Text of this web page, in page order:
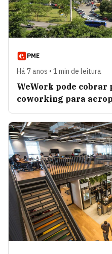
PME
Há 7 anos • 1 min de leitura
WeWork pode cobrar
coworking para